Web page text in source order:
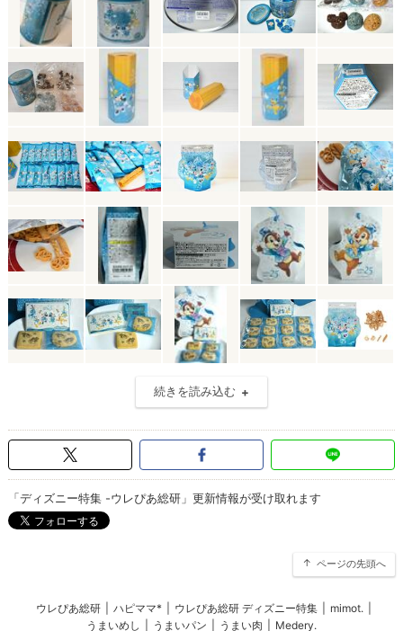
続きを読み込む
「ディズニー特集 -ウレぴあ総研」更新情報が受け取れます
ページの先頭へ
ウレぴあ総研 ハピママ* ウレぴあ総研 ディズニー特集 mimot.
うまいめし
うまいパン うまい肉 Medery.